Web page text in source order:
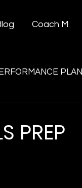
Coach M
PLAN
PREP